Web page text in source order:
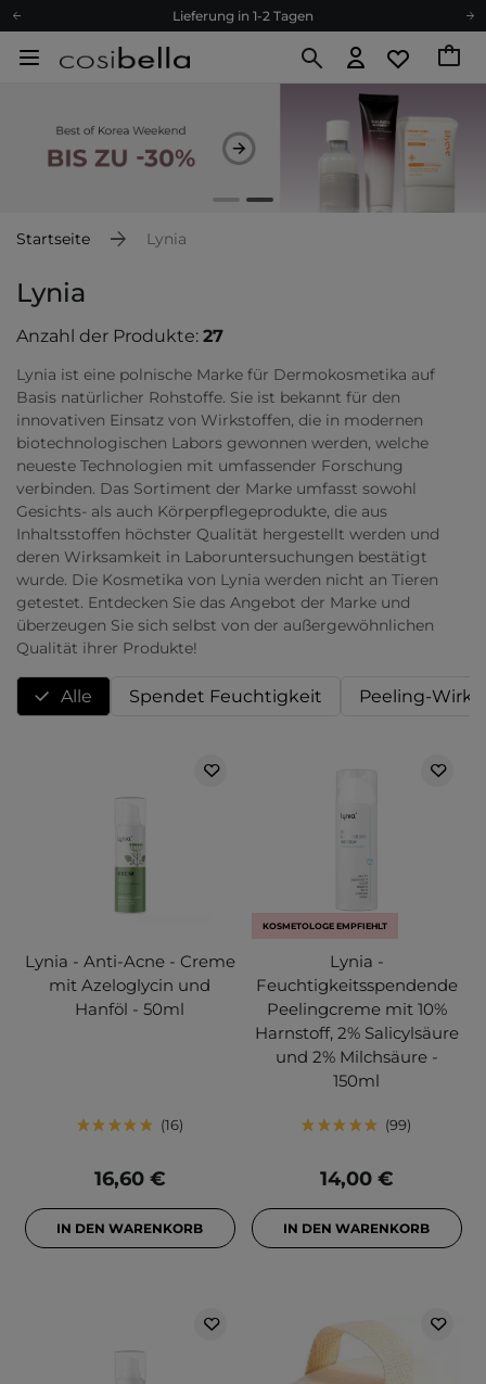
Empfehle uns weiter und sammle noch mehr Punkte
Kostenloser Versand ab 60 €
Versand nach Deutschland und Österreich
Treueprogramm
Empfehle uns weiter und sammle noch mehr Punkte
Kostenloser Versand ab 60 €
Startseite Lynia
Lynia
Anzahl der Produkte: 27
Lynia ist eine polnische Marke für Dermokosmetika auf
Basis natürlicher Rohstoffe. Sie ist bekannt für den
innovativen Einsatz von Wirkstoffen, die in modernen
biotechnologischen Labors gewonnen werden, welche
neueste Technologien mit umfassender Forschung
verbinden. Das Sortiment der Marke umfasst sowohl
Gesichts- als auch Körperpflegeprodukte, die aus
Inhaltsstoffen höchster Qualität hergestellt werden und
deren Wirksamkeit in Laboruntersuchungen bestätigt
wurde. Die Kosmetika von Lynia werden nicht an Tieren
getestet. Entdecken Sie das Angebot der Marke und
überzeugen Sie sich selbst von der außergewöhnlichen
Qualität ihrer Produkte!
Alle Spendet Feuchtigkeit Peeling-
Lynia - Anti-Acne - Creme
mit Azeloglycin und
Hanföl - 50ml
16
16,60 €
IN DEN WARENKORB
KOSMETOLOGE EMPFIEHLT
Lynia -
Feuchtigkeitsspendende
Peelingcreme mit 10%
Harnstoff, 2% Salicylsäure
und 2% Milchsäure -
150ml
99
14,00 €
IN DEN WARENKORB